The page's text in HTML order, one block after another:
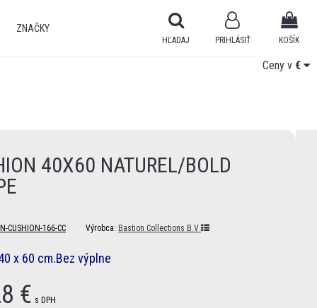
Ceny v €
Ceny v €
ZNAČKY
KOŠÍK
PRIHLÁSIŤ
HĽADAJ
40X60 NATUREL/BOLD
CUSHION-166-CC Výrobca: Bastion Collections B.V
x 60 cm.Bez výplne
€ s DPH